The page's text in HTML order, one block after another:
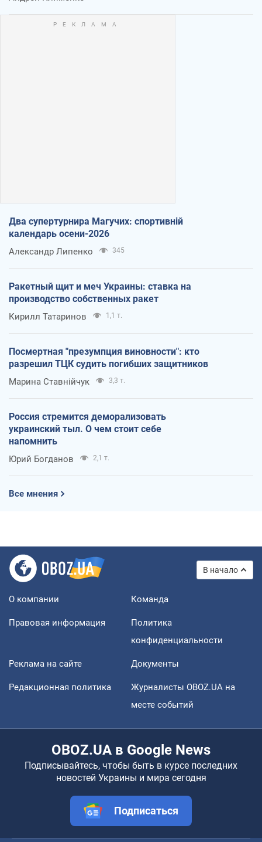
Два супертурнира Магучих: спортивній
календарь осени-2026
Александр Липенко 345
Ракетный щит и меч Украины: ставка на
производство собственных ракет
Кирилл Татаринов 1,1 т.
Посмертная "презумпция виновности": кто
разрешил ТЦК судить погибших защитников
Марина Ставнійчук 3,3 т.
Россия стремится деморализовать
украинский тыл. О чем стоит себе
напомнить
Юрий Богданов 2,1 т.
Все мнения
В начало
О компании Команда
Правовая информация
Политика
конфиденциальности
Реклама на сайте Документы
Редакционная политика
Журналисты OBOZ.UA на
месте событий
OBOZ.UA в Google News
Подписывайтесь, чтобы быть в курсе последних
новостей Украины и мира сегодня
Подписаться